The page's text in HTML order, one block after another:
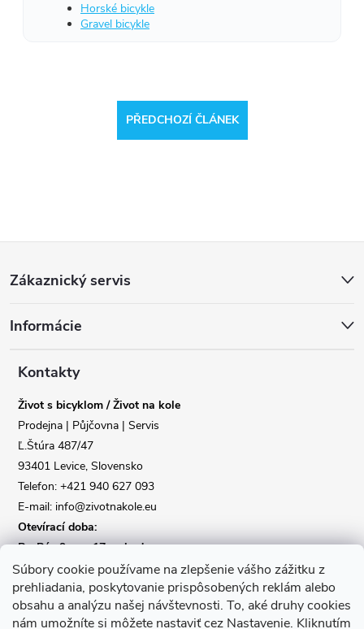
Súbory cookie používame na zlepšenie vášho zážitku z
prehliadania, poskytovanie prispôsobených reklám alebo
obsahu a analýzu našej návštevnosti. To, aké druhy cookies
nám umožníte si môžete nastaviť cez Nastavenie. Kliknutím
Horské bicykle
Gravel bicykle
PŘEDCHOZÍ ČLÁNEK
p
Zákaznický servis
Informácie
Kontakty
Život s bicyklom / Život na kole
Prodejna | Půjčovna | Servis
Ľ.Štúra 487/47
93401 Levice, Slovensko
Telefon: +421 940 627 093
E-mail: info@zivotnakole.eu
Otevírací doba:
Po-Pá : 9,oo - 17,oo hod
So : 9,oo - 12,oo | Ne : Zavřeno
Kontaktní formulář